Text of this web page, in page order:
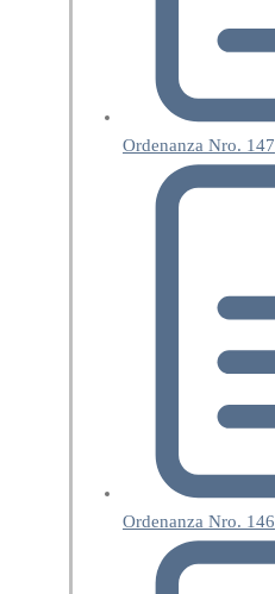
Ordenanza Nro. 147
Ordenanza Nro. 146